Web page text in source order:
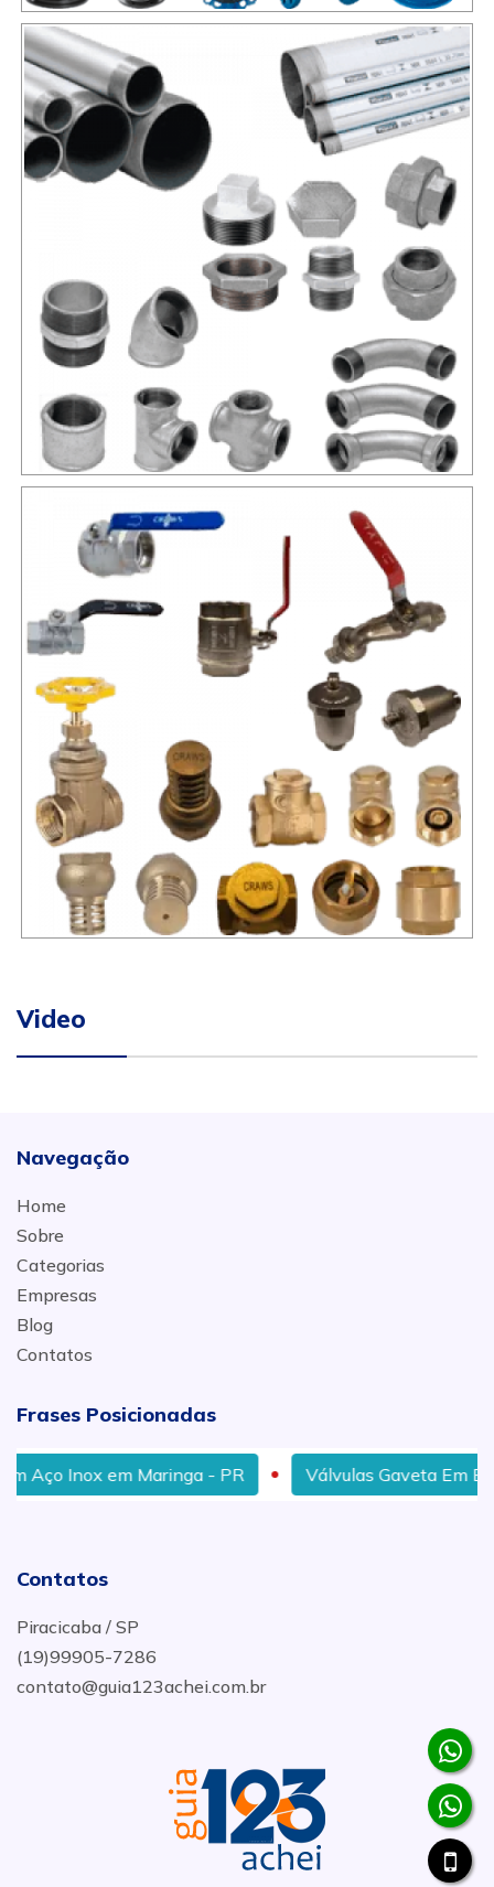
Video
Navegação
Home
Sobre
Categorias
Empresas
Blog
Contatos
Frases Posicionadas
Inox em Maringa - PR Válvulas Gaveta Em
Contatos
Piracicaba / SP
(19)99905-7286
contato@guia123achei.com.br